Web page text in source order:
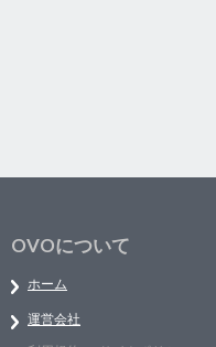
OVOについて
ホーム
運営会社